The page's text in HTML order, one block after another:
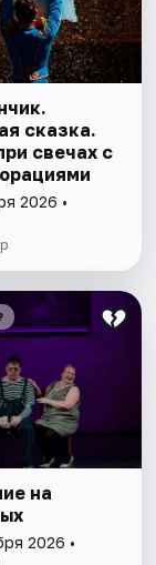
сказка.
свечах с
2026 •
на
2026 •